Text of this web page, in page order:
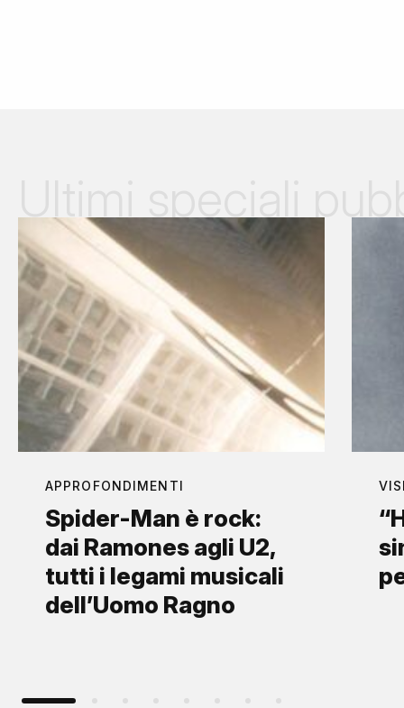
APPROFONDIMENTI
Spider-Man è rock:
dai Ramones agli U2,
tutti i legami musicali
dell’Uomo Ragno